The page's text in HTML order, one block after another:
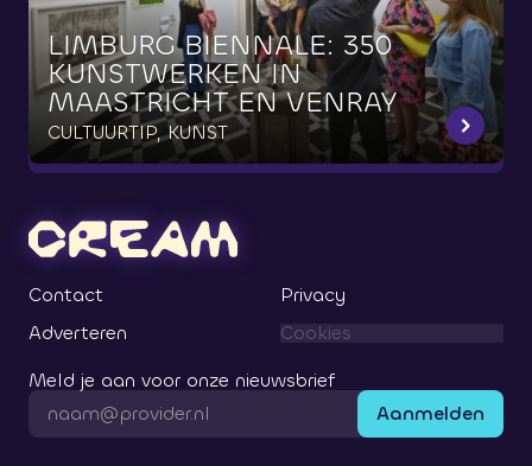
LIMBURG BIËNNALE: 350
KUNSTWERKEN IN
MAASTRICHT EN VENRAY
CULTUURTIP, KUNST
Contact
Privacy
Adverteren
Cookies
Meld je aan voor onze nieuwsbrief
Aanmelden